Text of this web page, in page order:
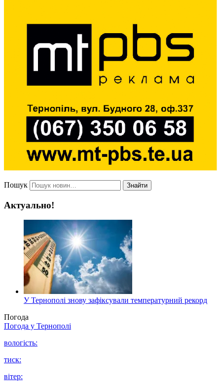
Пошук Знайти
Актуально!
У Тернополі знову зафіксували температурний рекорд
Погода
Погода у Тернополі
вологість:
тиск:
вітер: